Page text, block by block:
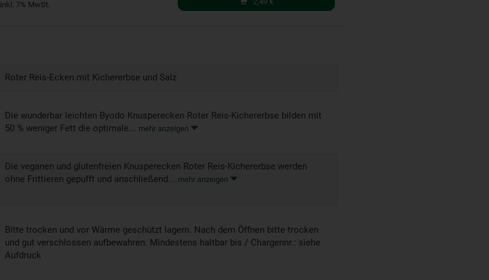
inkl. 7% MwSt.
Roter Reis-Ecken mit Kichererbse und Salz
Die wunderbar leichten Byodo Knusperecken Roter Reis-Kichererbse bilden mit
50 % weniger Fett die optimale... mehr anzeigen
Die veganen und glutenfreien Knusperecken Roter Reis-Kichererbse werden
ohne Frittieren gepufft und anschließend... mehr anzeigen
Bitte trocken und vor Wärme geschützt lagern. Nach dem Öffnen bitte trocken
und gut verschlossen aufbewahren. Mindestens haltbar bis / Chargennr.: siehe
Aufdruck